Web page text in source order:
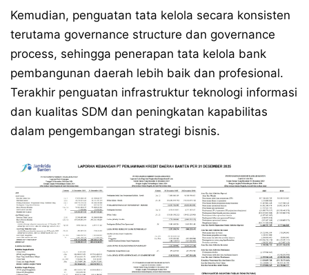
Kemudian, penguatan tata kelola secara konsisten
terutama governance structure dan governance
process, sehingga penerapan tata kelola bank
pembangunan daerah lebih baik dan profesional.
Terakhir penguatan infrastruktur teknologi informasi
dan kualitas SDM dan peningkatan kapabilitas
dalam pengembangan strategi bisnis.